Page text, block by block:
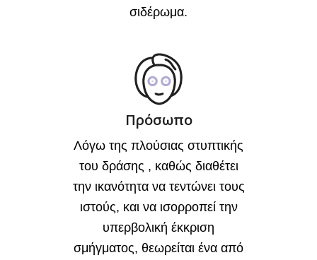
σιδέρωμα.
Πρόσωπο
Λόγω της πλούσιας στυπτικής
του δράσης , καθώς διαθέτει
την ικανότητα να τεντώνει τους
ιστούς, και να ισορροπεί την
υπερβολική έκκριση
σμήγματος, θεωρείται ένα από